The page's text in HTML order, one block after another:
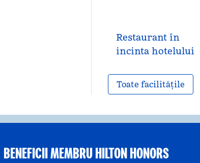
Restaurant în
incinta hotelului
Toate facilitățile
BENEFICII MEMBRU HILTON HONORS